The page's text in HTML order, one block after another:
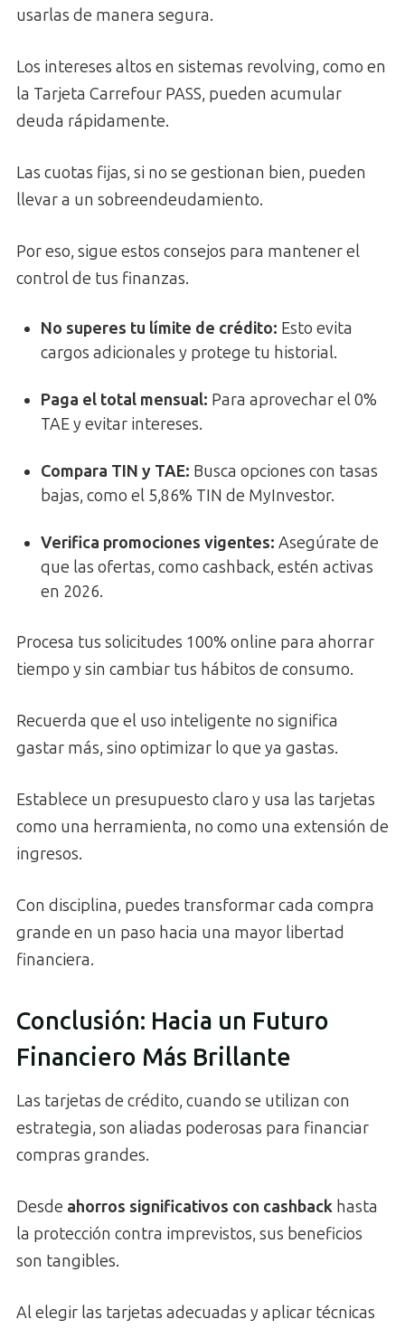
usarlas de manera segura.
Los intereses altos en sistemas revolving, como en
la Tarjeta Carrefour PASS, pueden acumular
deuda rápidamente.
Las cuotas fijas, si no se gestionan bien, pueden
llevar a un sobreendeudamiento.
Por eso, sigue estos consejos para mantener el
control de tus finanzas.
No superes tu límite de crédito: Esto evita
cargos adicionales y protege tu historial.
Paga el total mensual: Para aprovechar el 0%
TAE y evitar intereses.
Compara TIN y TAE: Busca opciones con tasas
bajas, como el 5,86% TIN de MyInvestor.
Verifica promociones vigentes: Asegúrate de
que las ofertas, como cashback, estén activas
en 2026.
Procesa tus solicitudes 100% online para ahorrar
tiempo y sin cambiar tus hábitos de consumo.
Recuerda que el uso inteligente no significa
gastar más, sino optimizar lo que ya gastas.
Establece un presupuesto claro y usa las tarjetas
como una herramienta, no como una extensión de
ingresos.
Con disciplina, puedes transformar cada compra
grande en un paso hacia una mayor libertad
financiera.
Conclusión: Hacia un Futuro
Financiero Más Brillante
Las tarjetas de crédito, cuando se utilizan con
estrategia, son aliadas poderosas para financiar
compras grandes.
Desde ahorros significativos con cashback hasta
la protección contra imprevistos, sus beneficios
son tangibles.
Al elegir las tarjetas adecuadas y aplicar técnicas